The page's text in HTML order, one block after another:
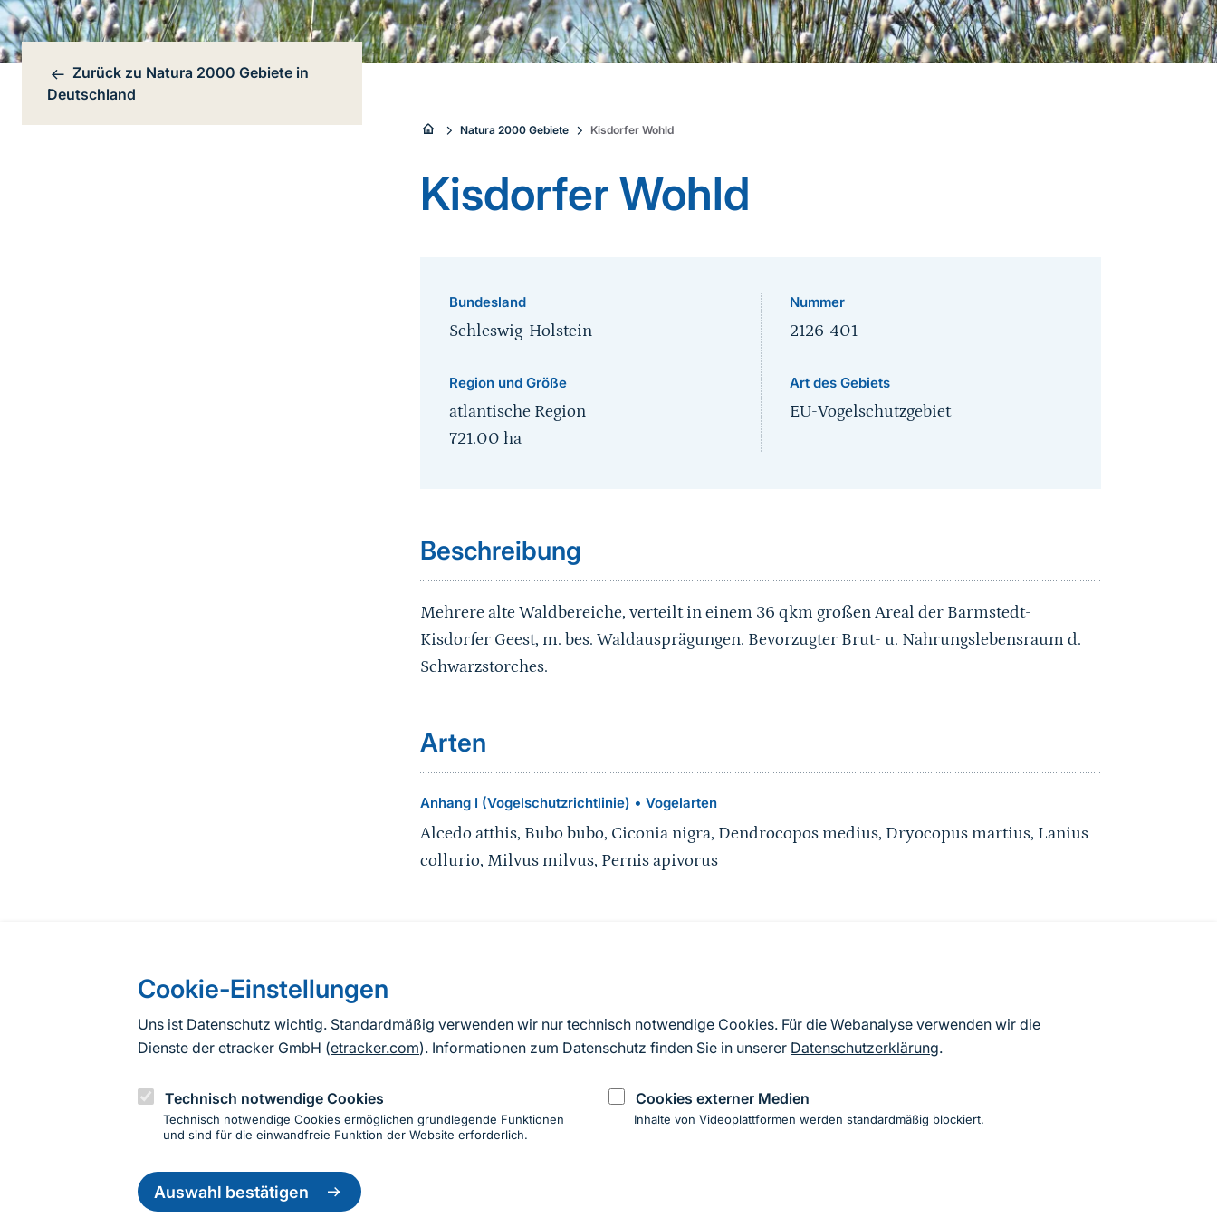
Cookie-Einstellungen
Uns ist Datenschutz wichtig. Standardmäßig verwenden wir nur technisch notwendige Cookies. Für die Webanalyse verwenden wir die
Dienste der etracker GmbH (etracker.com). Informationen zum Datenschutz finden Sie in unserer Datenschutzerklärung.
Technisch notwendige Cookies
Technisch notwendige Cookies ermöglichen grundlegende Funktionen
und sind für die einwandfreie Funktion der Website erforderlich.
Cookies externer Medien
Inhalte von Videoplattformen werden standardmäßig blockiert.
Auswahl bestätigen
Einwilligung
zurückziehen
Bereichsnavigation
Zurück zu Natura 2000 Gebiete in
Deutschland
Sie
sind
hier:
Natura 2000 Gebiete Kisdorfer Wohld
Kisdorfer Wohld
Bundesland
Schleswig-Holstein
Region und Größe
atlantische Region
721.00 ha
Nummer
2126-401
Art des Gebiets
EU-Vogelschutzgebiet
Beschreibung
Mehrere alte Waldbereiche, verteilt in einem 36 qkm großen Areal der Barmstedt-
Kisdorfer Geest, m. bes. Waldausprägungen. Bevorzugter Brut- u. Nahrungslebensraum d.
Schwarzstorches.
Arten
Anhang I (Vogelschutzrichtlinie) • Vogelarten
Alcedo atthis, Bubo bubo, Ciconia nigra, Dendrocopos medius, Dryocopus martius, Lanius
collurio, Milvus milvus, Pernis apivorus
Nach Angaben der an die EU übermittelten Standarddatenbögen Deutschlands (Stand:
2019). Aus besonderen Schutzgründen enthalten die zur Veröffentlichung freigegebenen
Informationen zur Seite